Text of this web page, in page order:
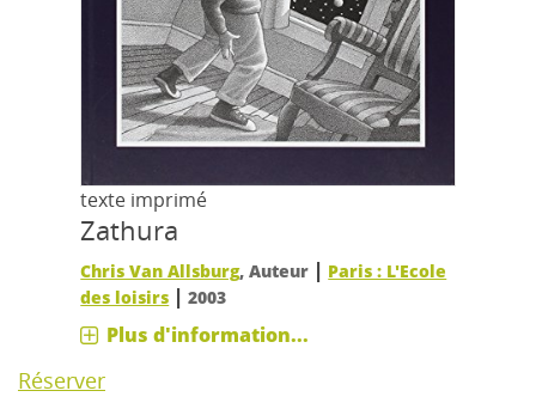
texte imprimé
Zathura
Chris Van Allsburg, Auteur | Paris : L'Ecole
des loisirs |2003
Plus d'information...
Réserver